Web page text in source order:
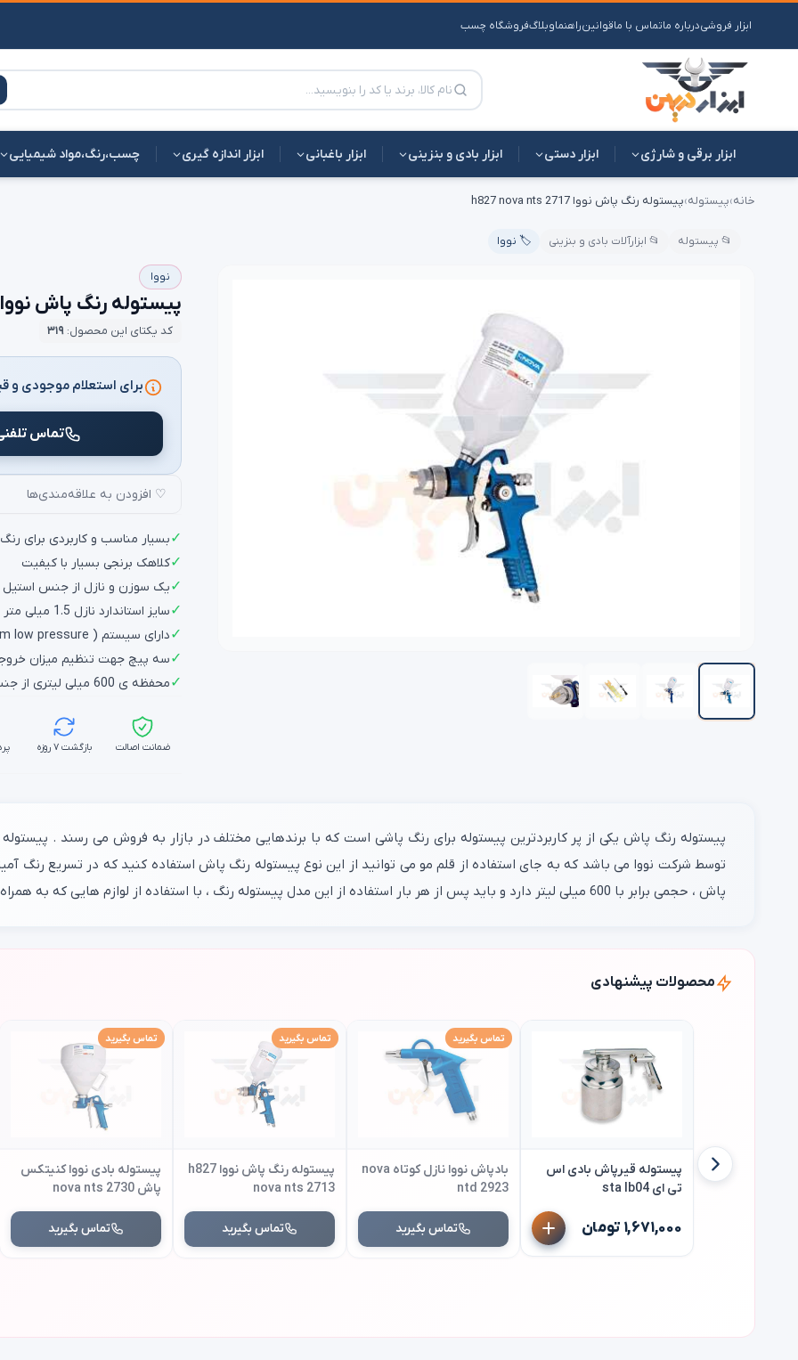
ابزار فروشیدرباره ماتماس با ماقوانینراهنماوبلاگفروشگاه چسب
ابزار برقی و شارژی ابزار دستی ابزار بادی و بنزینی ابزار باغبانی ابزار اندازه گیری چسب،رنگ،مواد شیمیایی
خانه›پیستوله›پیستوله رنگ پاش نووا h827 nova nts 2717
📂 پیستوله 📂 ابزارآلات بادی و بنزینی 🏷️ نووا
نووا
پیستوله رنگ پاش نووا h827 nova nts 2717
کد یکتای این محصول: ۳۱۹
برای استعلام موجودی و
تماس
♡ افزودن به علاقه‌مندی‌ها
✓بسیار مناسب و کاربردی برای
✓کلاهک برنجی بسیار با کیفیت
✓یک سوزن و نازل از جنس استیل
✓سایز استاندارد نازل 1.5 میلی متر
✓دارای سیستم ( hvlp (high vouum low pressure
✓سه پیچ جهت تنظیم میزان
✓محفظه ی 600 میلی لیتری از جنس پلاستیک بسیار با کیفیت
ضمانت اصالت بازگشت ۷ روزه
توسط شرکت نووا می باشد که به جای استفاده از قلم مو می توانید از این نوع پیستوله رنگ پاش استفاده کنید که در تسریع رنگ
پاش ، حجمی برابر با 600 میلی لیتر دارد و باید پس از هر بار استفاده از این مدل پیستوله رنگ ، با استفاده از لوازم هایی که به همراه دارد پیستوله رنگ پاش را کامل تمیز
محصولات پیشنهادی
پیستوله قیرپاش بادی اس
تی ای sta lb04
۱,۶۷۱,۰۰۰ تومان
تماس بگیرید
بادپاش نووا نازل کوتاه nova
ntd 2923
تماس بگیرید
تماس بگیرید
پیستوله رنگ پاش نووا h827
nova nts 2713
تماس بگیرید
تماس بگیرید
پیستوله بادی نووا کنیتکس
پاش nova nts 2730
تماس بگیرید